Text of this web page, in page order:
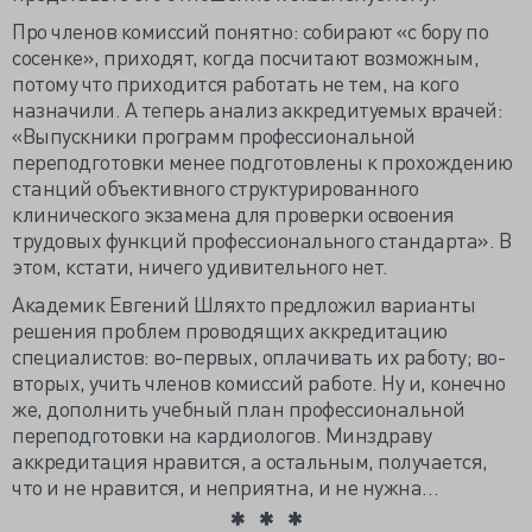
Про членов комиссий понятно: собирают «с бору по
сосенке», приходят, когда посчитают возможным,
потому что приходится работать не тем, на кого
назначили. А теперь анализ аккредитуемых врачей:
«Выпускники программ профессиональной
переподготовки менее подготовлены к прохождению
станций объективного структурированного
клинического экзамена для проверки освоения
трудовых функций профессионального стандарта». В
этом, кстати, ничего удивительного нет.
Академик Евгений Шляхто предложил варианты
решения проблем проводящих аккредитацию
специалистов: во-первых, оплачивать их работу; во-
вторых, учить членов комиссий работе. Ну и, конечно
же, дополнить учебный план профессиональной
переподготовки на кардиологов. Минздраву
аккредитация нравится, а остальным, получается,
что и не нравится, и неприятна, и не нужна…